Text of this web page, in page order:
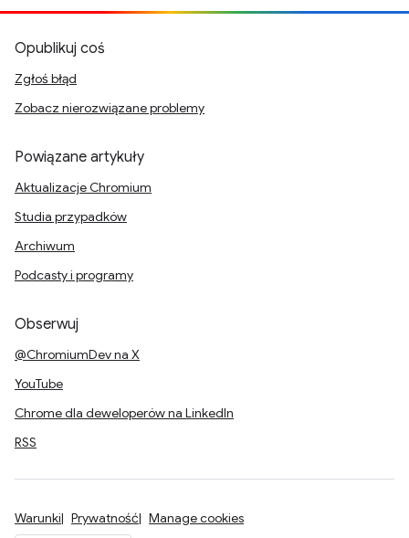
Opublikuj coś
Zgłoś błąd
Zobacz nierozwiązane problemy
Powiązane artykuły
Aktualizacje Chromium
Studia przypadków
Archiwum
Podcasty i programy
Obserwuj
@ChromiumDev na X
YouTube
Chrome dla deweloperów na LinkedIn
RSS
Warunki Prywatność Manage cookies